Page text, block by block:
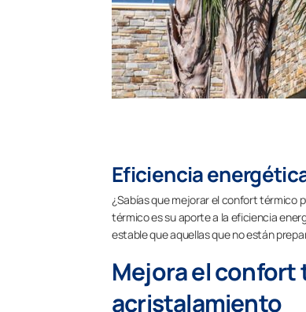
Eficiencia
¿Sabías que mejorar el confort térmico
térmico es su aporte a la eficiencia
estable que aquellas que no están
Mejora el confort
acristalamiento